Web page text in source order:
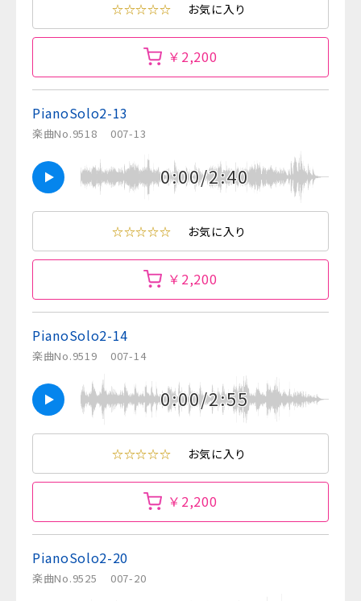
☆☆☆☆☆ お気に入り
￥2,200
PianoSolo2-13
楽曲No.9518 007-13
0:00/2:40
☆☆☆☆☆ お気に入り
￥2,200
PianoSolo2-14
楽曲No.9519 007-14
0:00/2:55
☆☆☆☆☆ お気に入り
￥2,200
PianoSolo2-20
楽曲No.9525 007-20